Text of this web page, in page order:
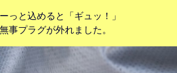
っと込めると「ギュッ！」
事プラグが外れました。